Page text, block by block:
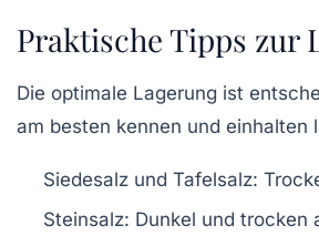
Praktische Tipps zur
Die optimale Lagerung ist
am besten kennen und
Siedesalz und Tafelsalz:
Steinsalz: Dunkel und trocken